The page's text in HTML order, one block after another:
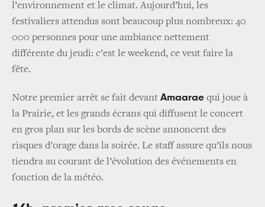
l’environnement et le climat. Aujourd’hui, les
festivaliers attendus sont beaucoup plus nombreux: 40
000 personnes pour une ambiance nettement
différente du jeudi: c’est le weekend, ce veut faire la
fête.
Notre premier arrêt se fait devant Amaarae qui joue à
la Prairie, et les grands écrans qui diffusent le concert
en gros plan sur les bords de scène annoncent des
risques d’orage dans la soirée. Le staff assure qu’ils nous
tiendra au courant de l’évolution des événements en
fonction de la météo.